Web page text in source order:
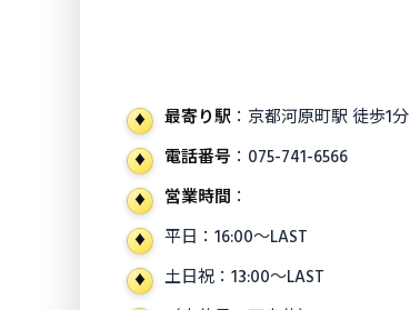
最寄り駅 ：京都河原町駅 徒歩1分
電話番号 ：075-741-6566
営業時間 ：
平日：16:00〜LAST
土日祝：13:00〜LAST